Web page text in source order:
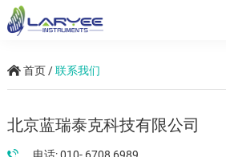
首页 /联系我们
北京蓝瑞泰克科技有限公司